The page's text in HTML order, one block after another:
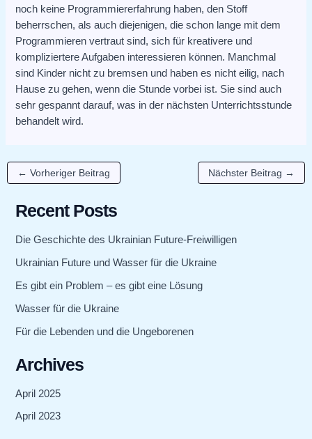
noch keine Programmiererfahrung haben, den Stoff
beherrschen, als auch diejenigen, die schon lange mit dem
Programmieren vertraut sind, sich für kreativere und
kompliziertere Aufgaben interessieren können. Manchmal
sind Kinder nicht zu bremsen und haben es nicht eilig, nach
Hause zu gehen, wenn die Stunde vorbei ist. Sie sind auch
sehr gespannt darauf, was in der nächsten Unterrichtsstunde
behandelt wird.
← Vorheriger Beitrag Nächster Beitrag →
Recent Posts
Die Geschichte des Ukrainian Future-Freiwilligen
Ukrainian Future und Wasser für die Ukraine
Es gibt ein Problem – es gibt eine Lösung
Wasser für die Ukraine
Für die Lebenden und die Ungeborenen
Archives
April 2025
April 2023